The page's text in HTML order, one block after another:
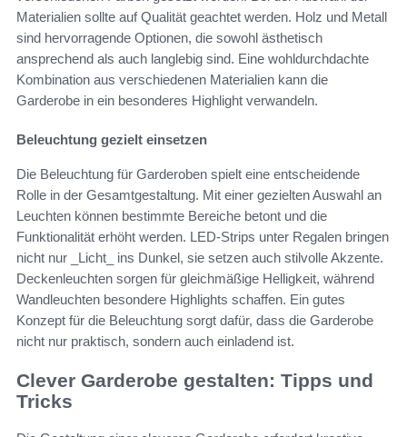
Materialien sollte auf Qualität geachtet werden. Holz und Metall
sind hervorragende Optionen, die sowohl ästhetisch
ansprechend als auch langlebig sind. Eine wohldurchdachte
Kombination aus verschiedenen Materialien kann die
Garderobe in ein besonderes Highlight verwandeln.
Beleuchtung gezielt einsetzen
Die Beleuchtung für Garderoben spielt eine entscheidende
Rolle in der Gesamtgestaltung. Mit einer gezielten Auswahl an
Leuchten können bestimmte Bereiche betont und die
Funktionalität erhöht werden. LED-Strips unter Regalen bringen
nicht nur _Licht_ ins Dunkel, sie setzen auch stilvolle Akzente.
Deckenleuchten sorgen für gleichmäßige Helligkeit, während
Wandleuchten besondere Highlights schaffen. Ein gutes
Konzept für die Beleuchtung sorgt dafür, dass die Garderobe
nicht nur praktisch, sondern auch einladend ist.
Clever Garderobe gestalten: Tipps und
Tricks